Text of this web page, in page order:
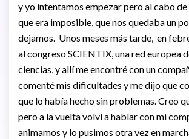
y yo intentamos empezar pero al cabo de
que era imposible, que nos quedaba un
dejamos. Unos meses más tarde, en
al congreso SCIENTIX, una red europea
ciencias, y allí me encontré con un
comenté mis dificultades y me dijo que
que lo había hecho sin problemas. Creo
pero a la vuelta volví a hablar con mi
animamos y lo pusimos otra vez en